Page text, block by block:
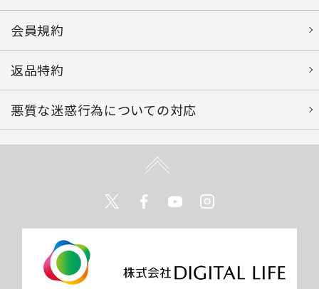
会員規約
返品特約
悪質な迷惑行為についての対応
TwitterFacebookYoutube